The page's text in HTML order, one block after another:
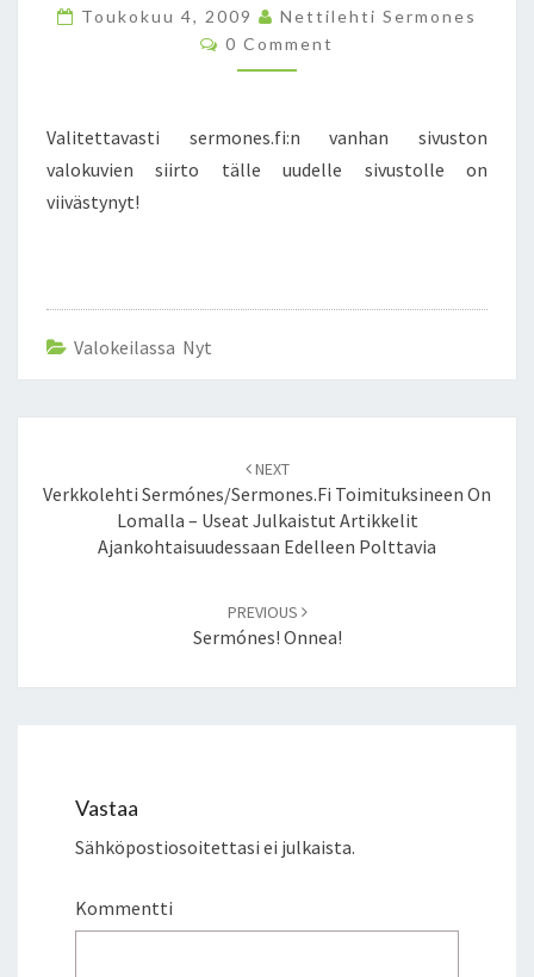
K
U
V
N
I
S
T
Y
N
!
Toukokuu 4, 2009
Nettilehti Sermones
C
O
T
S
0 Comment
Valitettavasti sermones.fi:n vanhan sivuston
valokuvien siirto tälle uudelle sivustolle on
viivästynyt!
Valokeilassa Nyt
navigation
NEXT
Verkkolehti Sermónes/sermones.fi Toimituksineen On
Lomalla – Useat Julkaistut Artikkelit
Ajankohtaisuudessaan Edelleen Polttavia
PREVIOUS
Sermónes! Onnea!
Vastaa
Sähköpostiosoitettasi ei julkaista.
Kommentti